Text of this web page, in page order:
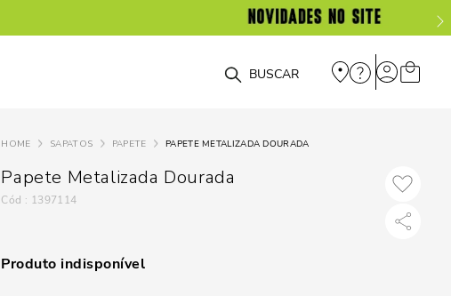
O que você está procurando?
SAPATOS PAPETE PAPETE METALIZADA DOURADA
Papete Metalizada Dourada
: 1397114
Produto indisponível